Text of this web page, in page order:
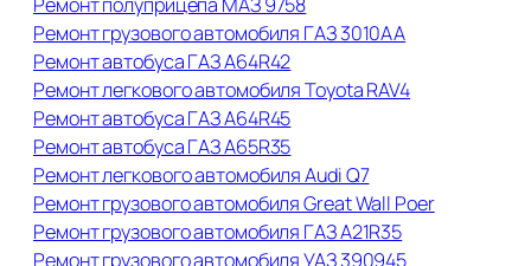
Ремонт грузового автомобиля ГАЗ 3010АА
Ремонт автобуса ГАЗ А64R42
Ремонт легкового автомобиля Toyota RAV4
Ремонт автобуса ГАЗ А64R45
Ремонт автобуса ГАЗ А65R35
Ремонт легкового автомобиля Audi Q7
Ремонт грузового автомобиля Great Wall Poer
Ремонт грузового автомобиля ГАЗ А21R35
Ремонт грузового автомобиля УАЗ 390945